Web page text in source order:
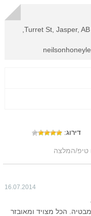
Turret St, Jasper, AB T0E 1E0 804,
דירוג:
טיפ/המלצה
16.07.2014
הכל מצויד ומאובזר